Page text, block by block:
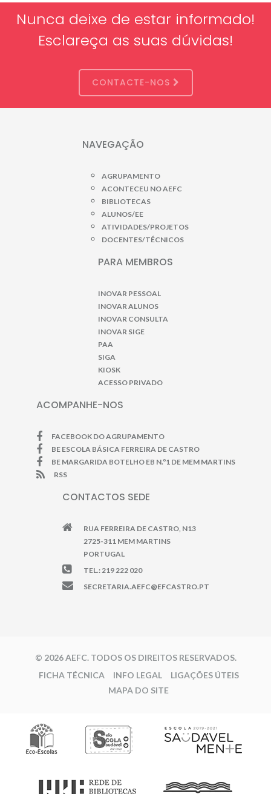
Nunca deixe de estar informado!
Esclareça as suas dúvidas!
CONTACTE-NOS
NAVEGAÇÃO
AGRUPAMENTO
ACONTECEU NO AEFC
BIBLIOTECAS
ALUNOS/EE
ATIVIDADES/PROJETOS
DOCENTES/TÉCNICOS
PARA MEMBROS
INOVAR PESSOAL
INOVAR ALUNOS
INOVAR CONSULTA
INOVAR SIGE
PAA
SIGA
KIOSK
ACESSO PRIVADO
ACOMPANHE-NOS
FACEBOOK DO AGRUPAMENTO
BE ESCOLA BÁSICA FERREIRA DE CASTRO
BE MARGARIDA BOTELHO EB N.º1 DE MEM MARTINS
RSS
CONTACTOS SEDE
RUA FERREIRA DE CASTRO, N13
2725-311 MEM MARTINS
PORTUGAL
TEL.: 219 222 020
SECRETARIA.AEFC@EFCASTRO.PT
© 2026 AEFC. TODOS OS DIREITOS RESERVADOS.
FICHA TÉCNICA
INFO LEGAL
LIGAÇÕES ÚTEIS
MAPA DO SITE